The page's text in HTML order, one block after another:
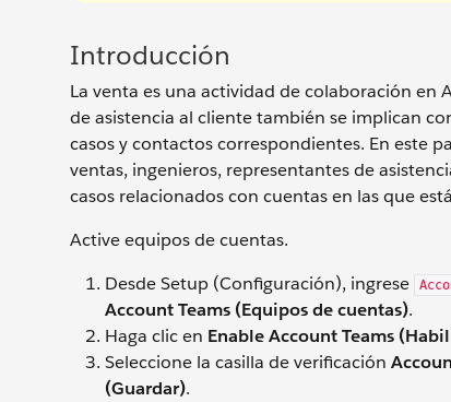
Introducción
La venta es una actividad de colaboración en
de asistencia al cliente también se implican
casos y contactos correspondientes. En este
ventas, ingenieros, representantes de
casos relacionados con cuentas en las que
Active equipos de cuentas.
Desde Setup (Configuración), ingrese
Account Teams (Equipos de cuentas).
Haga clic en Enable Account Teams
Seleccione la casilla de verificación
(Guardar).